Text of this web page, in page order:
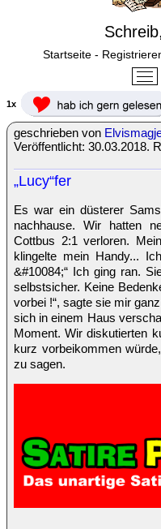
Startseite-
1x
geschrieben von
Veröffentlicht: 30.03.2018.
„Lucy“fer
Es war ein düsterer
nachhause. Wir hatten
Cottbus 2:1 verloren.
klingelte mein Handy...
&#10084;“ Ich ging ran.
selbstsicher. Keine
vorbei !“, sagte sie mir
sich in einem Haus
Moment. Wir diskutierten
kurz vorbeikommen
zu sagen.